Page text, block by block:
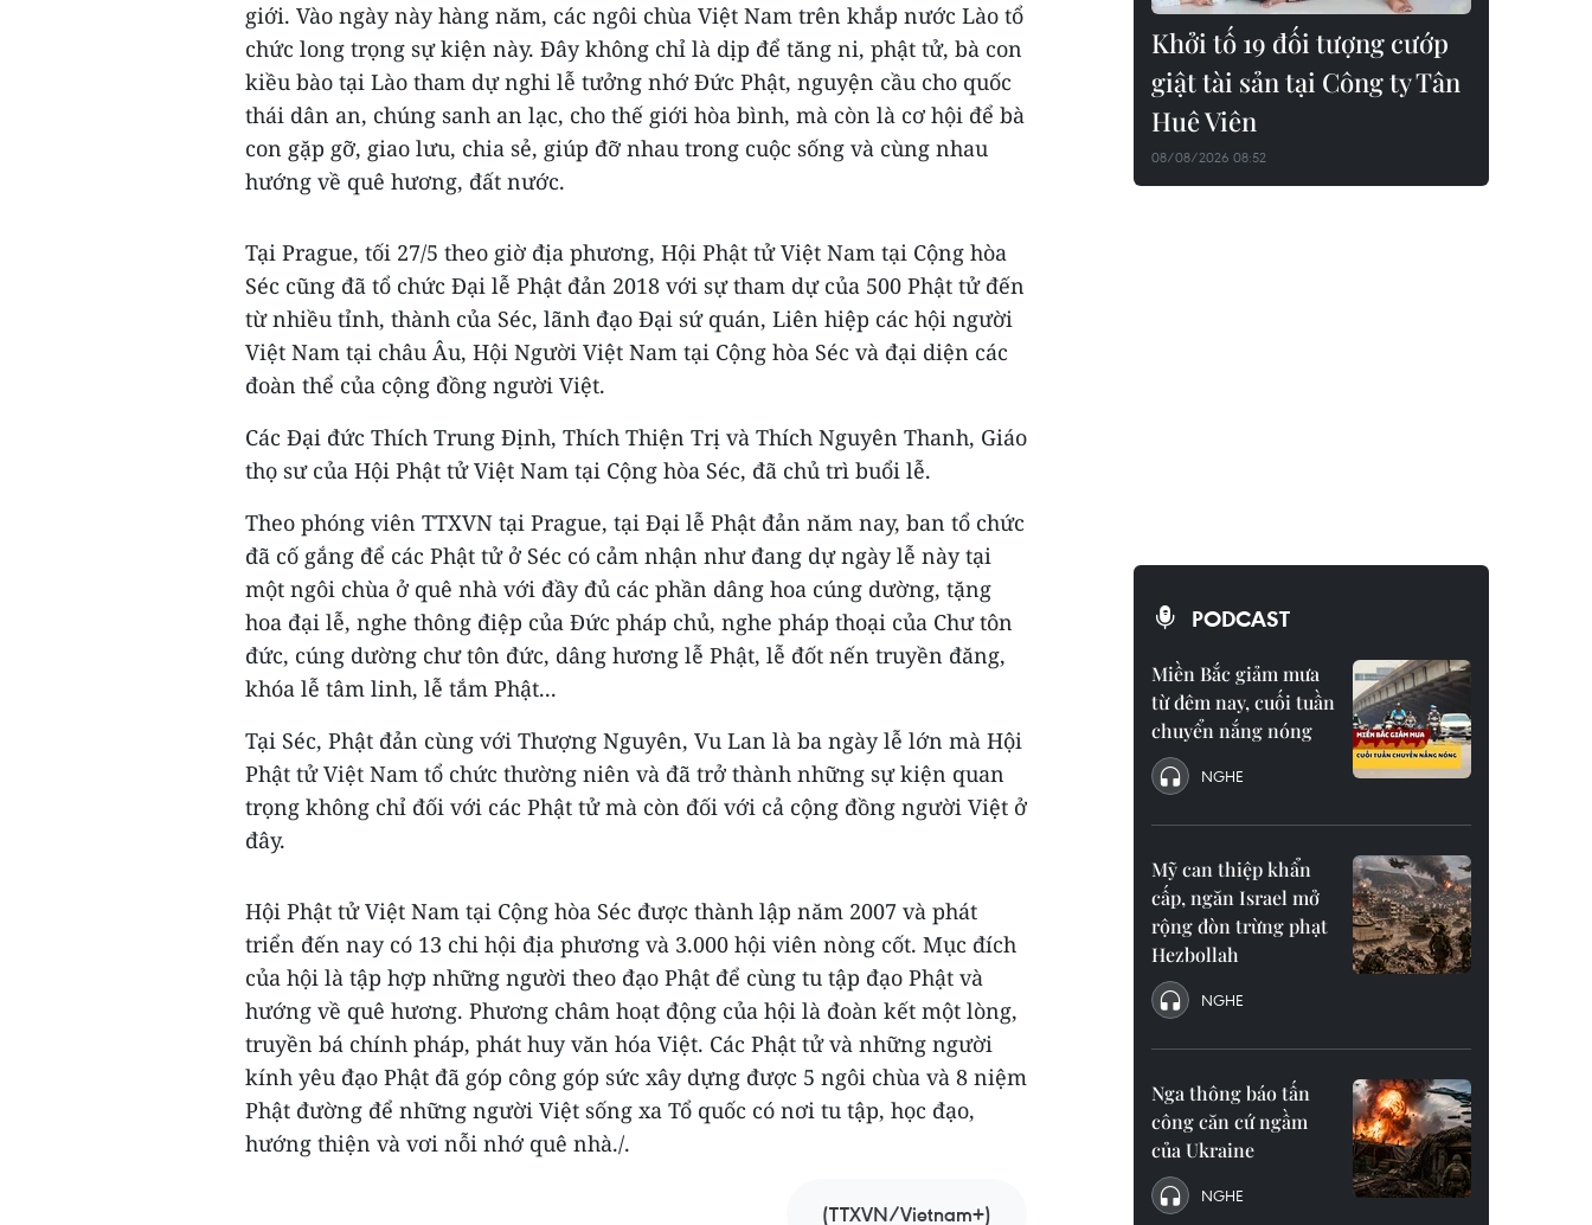
giới. Vào ngày này hàng năm, các ngôi chùa Việt Nam trên khắp nước Lào tổ
chức long trọng sự kiện này. Đây không chỉ là dịp để tăng ni, phật tử, bà con
kiều bào tại Lào tham dự nghi lễ tưởng nhớ Đức Phật, nguyện cầu cho quốc
thái dân an, chúng sanh an lạc, cho thế giới hòa bình, mà còn là cơ hội để bà
con gặp gỡ, giao lưu, chia sẻ, giúp đỡ nhau trong cuộc sống và cùng nhau
hướng về quê hương, đất nước.
Tại Prague, tối 27/5 theo giờ địa phương, Hội Phật tử Việt Nam tại Cộng hòa
Séc cũng đã tổ chức Đại lễ Phật đản 2018 với sự tham dự của 500 Phật tử đến
từ nhiều tỉnh, thành của Séc, lãnh đạo Đại sứ quán, Liên hiệp các hội người
Việt Nam tại châu Âu, Hội Người Việt Nam tại Cộng hòa Séc và đại diện các
đoàn thể của cộng đồng người Việt.
Các Đại đức Thích Trung Định, Thích Thiện Trị và Thích Nguyên Thanh, Giáo
thọ sư của Hội Phật tử Việt Nam tại Cộng hòa Séc, đã chủ trì buổi lễ.
Theo phóng viên TTXVN tại Prague, tại Đại lễ Phật đản năm nay, ban tổ chức
đã cố gắng để các Phật tử ở Séc có cảm nhận như đang dự ngày lễ này tại
một ngôi chùa ở quê nhà với đầy đủ các phần dâng hoa cúng dường, tặng
hoa đại lễ, nghe thông điệp của Đức pháp chủ, nghe pháp thoại của Chư tôn
đức, cúng dường chư tôn đức, dâng hương lễ Phật, lễ đốt nến truyền đăng,
khóa lễ tâm linh, lễ tắm Phật...
Tại Séc, Phật đản cùng với Thượng Nguyên, Vu Lan là ba ngày lễ lớn mà Hội
Phật tử Việt Nam tổ chức thường niên và đã trở thành những sự kiện quan
trọng không chỉ đối với các Phật tử mà còn đối với cả cộng đồng người Việt ở
đây.
Hội Phật tử Việt Nam tại Cộng hòa Séc được thành lập năm 2007 và phát
triển đến nay có 13 chi hội địa phương và 3.000 hội viên nòng cốt. Mục đích
của hội là tập hợp những người theo đạo Phật để cùng tu tập đạo Phật và
hướng về quê hương. Phương châm hoạt động của hội là đoàn kết một lòng,
truyền bá chính pháp, phát huy văn hóa Việt. Các Phật tử và những người
kính yêu đạo Phật đã góp công góp sức xây dựng được 5 ngôi chùa và 8 niệm
Phật đường để những người Việt sống xa Tổ quốc có nơi tu tập, học đạo,
hướng thiện và vơi nỗi nhớ quê nhà./.
(TTXVN/Vietnam+)
Khởi tố 19 đối tượng cướp
giật tài sản tại Công ty Tân
Huê Viên
08/08/2026 08:52
PODCAST
Miền Bắc giảm mưa
từ đêm nay, cuối tuần
chuyển nắng nóng
NGHE
Mỹ can thiệp khẩn
cấp, ngăn Israel mở
rộng đòn trừng phạt
Hezbollah
NGHE
Nga thông báo tấn
công căn cứ ngầm
của Ukraine
NGHE